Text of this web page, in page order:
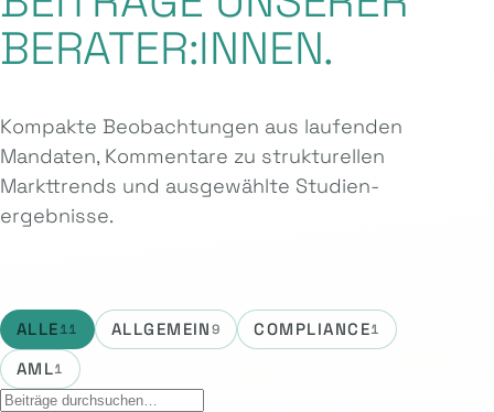
BERATER:INNEN.
Kompakte Beobachtungen aus laufenden
Mandaten, Kommentare zu strukturellen
Markttrends und ausgewählte Studien­
ergebnisse.
ALLE11 ALLGEMEIN9 COMPLIANCE1
AML1